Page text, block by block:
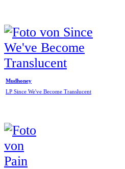
Mudhoney
LP Since We've Become Translucent